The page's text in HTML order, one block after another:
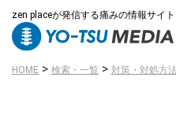
zen placeが発信する痛みの情報サイト
病名
HOME > 検索・一覧 > 対策・対処方